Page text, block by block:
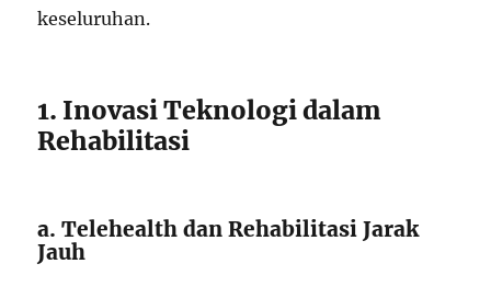
keseluruhan.
1. Inovasi Teknologi dalam
Rehabilitasi
a. Telehealth dan Rehabilitasi Jarak
Jauh